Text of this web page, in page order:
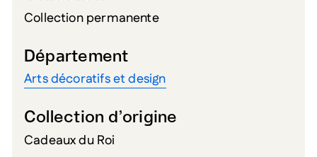
Collection permanente
Département
Arts décoratifs et design
Collection d’origine
Cadeaux du Roi